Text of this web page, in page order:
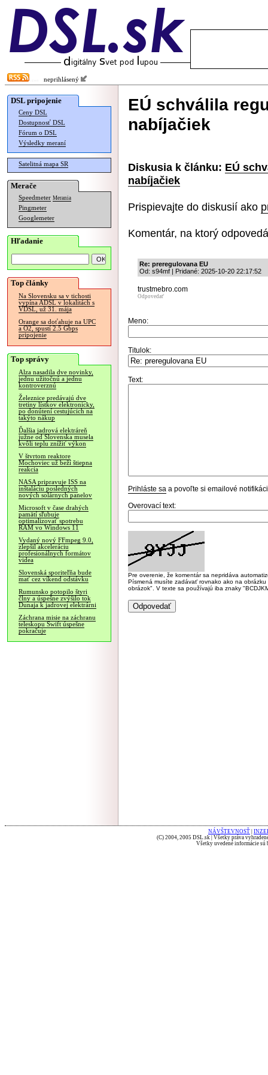
neprihlásený
DSL pripojenie
Ceny DSL
Dostupnosť DSL
Fórum o DSL
Výsledky meraní
Satelitná mapa SR
Merače
Speedmeter Merania
Pingmeter
Googlemeter
Hľadanie
Top články
Na Slovensku sa v tichosti
vypína ADSL v lokalitách s
VDSL, už 31. mája
Orange sa doťahuje na UPC
a O2, spustí 2.5 Gbps
pripojenie
Top správy
Alza nasadila dve novinky,
jednu užitočnú a jednu
kontroverznú
Železnice predávajú dve
tretiny lístkov elektronicky,
po donútení cestujúcich na
takýto nákup
Ďalšia jadrová elektráreň
južne od Slovenska musela
kvôli teplu znížiť výkon
V štvrtom reaktore
Mochoviec už beží štiepna
reakcia
NASA pripravuje ISS na
inštaláciu posledných
nových solárnych panelov
Microsoft v čase drahých
pamätí sľubuje
optimalizovať spotrebu
RAM vo Windows 11
Vydaný nový FFmpeg 9.0,
zlepšil akceleráciu
profesionálnych formátov
videa
Slovenská sporiteľňa bude
mať cez víkend odstávku
Rumunsko potopilo štyri
člny a úspešne zvýšilo tok
Dunaja k jadrovej elektrárni
Záchrana misie na záchranu
teleskopu Swift úspešne
pokračuje
EÚ schválila
nabíjačiek
Diskusia k článku: EÚ
nabíjačiek
Prispievajte do diskusií ako
Komentár, na ktorý
Re: preregulovana EU
Od: s94mf | Pridané: 2025-10-20 22:17:52
trustmebro.com
Odpovedať
Meno:
Titulok:
Text:
Prihláste sa a povoľte si emailové
Overovací text:
Pre overenie, že komentár sa nepridáva
Písmená musíte zadávať rovnako ako na
obrázok". V texte sa používajú iba znaky
NÁVŠTEVNOSŤ
(C) 2004, 2005 DSL.sk | Všetky práva
Všetky uvedené informácie sú